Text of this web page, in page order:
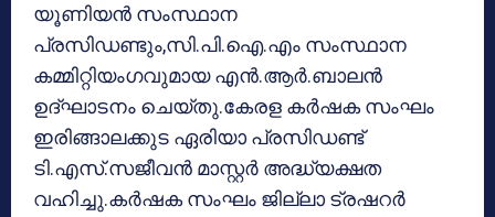
യൂണിയൻ സംസ്ഥാന
പ്രസിഡണ്ടും,സി.പി.ഐ.എം സംസ്ഥാന
കമ്മിറ്റിയംഗവുമായ എൻ.ആർ.ബാലൻ
ഉദ്ഘാടനം ചെയ്തു.കേരള കർഷക സംഘം
ഇരിങ്ങാലക്കുട ഏരിയാ പ്രസിഡണ്ട്
ടി.എസ്.സജീവൻ മാസ്റ്റർ അദ്ധ്യക്ഷത
വഹിച്ചു.കർഷക സംഘം ജില്ലാ ട്രഷറർ